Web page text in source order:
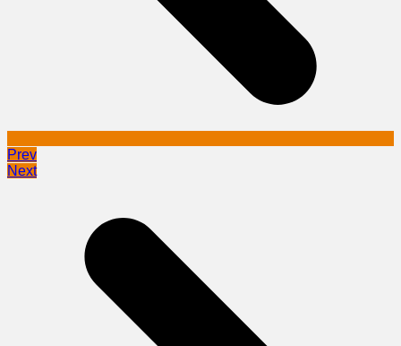
Prev
Next